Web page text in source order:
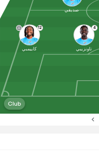
Club
12
كاييمبي
4
تاونزيبي
صديقي